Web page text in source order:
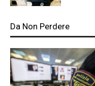
Da Non Perdere